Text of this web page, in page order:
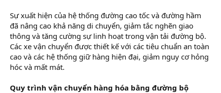
Sự xuất hiện của hệ thống đường cao tốc và đường hầm
đã nâng cao khả năng di chuyển, giảm tắc nghẽn giao
thông và tăng cường sự linh hoạt trong vận tải đường bộ.
Các xe vận chuyển được thiết kế với các tiêu chuẩn an toàn
cao và các hệ thống giữ hàng hiện đại, giảm nguy cơ hỏng
hóc và mất mát.
Quy trình vận chuyển hàng hóa bằng đường bộ